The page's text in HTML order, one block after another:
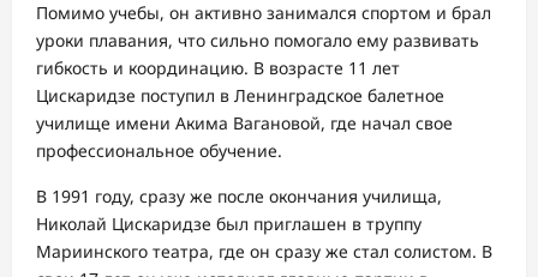
Помимо учебы, он активно занимался спортом и брал
уроки плавания, что сильно помогало ему развивать
гибкость и координацию. В возрасте 11 лет
Цискаридзе поступил в Ленинградское балетное
училище имени Акима Вагановой, где начал свое
профессиональное обучение.
В 1991 году, сразу же после окончания училища,
Николай Цискаридзе был приглашен в труппу
Мариинского театра, где он сразу же стал солистом. В